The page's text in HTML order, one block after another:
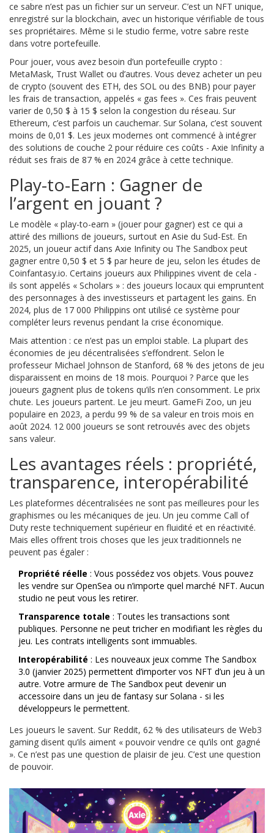
ce sabre n’est pas un fichier sur un serveur. C’est un NFT unique,
enregistré sur la blockchain, avec un historique vérifiable de tous
ses propriétaires. Même si le studio ferme, votre sabre reste
dans votre portefeuille.
Pour jouer, vous avez besoin d’un portefeuille crypto :
MetaMask, Trust Wallet ou d’autres. Vous devez acheter un peu
de crypto (souvent des ETH, des SOL ou des BNB) pour payer
les frais de transaction, appelés « gas fees ». Ces frais peuvent
varier de 0,50 $ à 15 $ selon la congestion du réseau. Sur
Ethereum, c’est parfois un cauchemar. Sur Solana, c’est souvent
moins de 0,01 $. Les jeux modernes ont commencé à intégrer
des solutions de couche 2 pour réduire ces coûts - Axie Infinity a
réduit ses frais de 87 % en 2024 grâce à cette technique.
Play-to-Earn : Gagner de
l’argent en jouant ?
Le modèle « play-to-earn » (jouer pour gagner) est ce qui a
attiré des millions de joueurs, surtout en Asie du Sud-Est. En
2025, un joueur actif dans Axie Infinity ou The Sandbox peut
gagner entre 0,50 $ et 5 $ par heure de jeu, selon les études de
Coinfantasy.io. Certains joueurs aux Philippines vivent de cela -
ils sont appelés « Scholars » : des joueurs locaux qui empruntent
des personnages à des investisseurs et partagent les gains. En
2024, plus de 17 000 Philippins ont utilisé ce système pour
compléter leurs revenus pendant la crise économique.
Mais attention : ce n’est pas un emploi stable. La plupart des
économies de jeu décentralisées s’effondrent. Selon le
professeur Michael Johnson de Stanford, 68 % des jetons de jeu
disparaissent en moins de 18 mois. Pourquoi ? Parce que les
joueurs gagnent plus de tokens qu’ils n’en consomment. Le prix
chute. Les joueurs partent. Le jeu meurt. GameFi Zoo, un jeu
populaire en 2023, a perdu 99 % de sa valeur en trois mois en
août 2024. 12 000 joueurs se sont retrouvés avec des objets
sans valeur.
Les avantages réels : propriété,
transparence, interopérabilité
Les plateformes décentralisées ne sont pas meilleures pour les
graphismes ou les mécaniques de jeu. Un jeu comme Call of
Duty reste techniquement supérieur en fluidité et en réactivité.
Mais elles offrent trois choses que les jeux traditionnels ne
peuvent pas égaler :
Propriété réelle : Vous possédez vos objets. Vous pouvez
les vendre sur OpenSea ou n’importe quel marché NFT. Aucun
studio ne peut vous les retirer.
Transparence totale : Toutes les transactions sont
publiques. Personne ne peut tricher en modifiant les règles du
jeu. Les contrats intelligents sont immuables.
Interopérabilité : Les nouveaux jeux comme The Sandbox
3.0 (janvier 2025) permettent d’importer vos NFT d’un jeu à un
autre. Votre armure de The Sandbox peut devenir un
accessoire dans un jeu de fantasy sur Solana - si les
développeurs le permettent.
Les joueurs le savent. Sur Reddit, 62 % des utilisateurs de Web3
gaming disent qu’ils aiment « pouvoir vendre ce qu’ils ont gagné
». Ce n’est pas une question de plaisir de jeu. C’est une question
de pouvoir.